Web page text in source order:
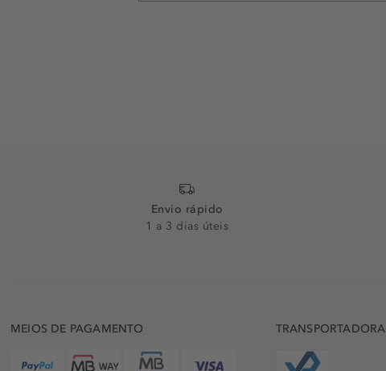
Envio rápido
1 a 3 dias úteis
MEIOS DE PAGAMENTO TRANSPORTADORA